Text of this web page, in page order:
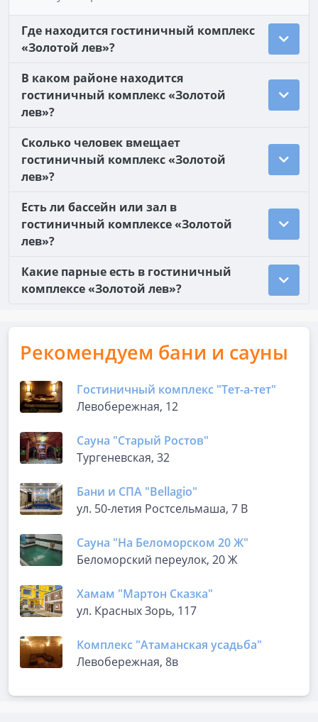
Где находится гостиничный комплекс
«Золотой лев»?
В каком районе находится
гостиничный комплекс «Золотой
лев»?
Сколько человек вмещает
гостиничный комплекс «Золотой
лев»?
Есть ли бассейн или зал в
гостиничный комплексе «Золотой
лев»?
Какие парные есть в гостиничный
комплексе «Золотой лев»?
Рекомендуем бани и сауны
Гостиничный комплекс "Тет-а-тет"
Левобережная, 12
Сауна "Старый Ростов"
Тургеневская, 32
Бани и СПА "Bellagio"
ул. 50-летия Ростсельмаша, 7 В
Сауна "На Беломорском 20 Ж"
Беломорский переулок, 20 Ж
Хамам "Мартон Сказка"
ул. Красных Зорь, 117
Комплекс "Атаманская усадьба"
Левобережная, 8в